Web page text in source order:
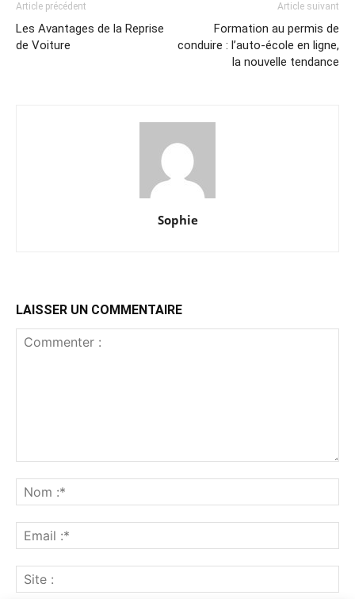
Article précédent
Les Avantages de la Reprise
de Voiture
Article suivant
Formation au permis de
conduire : l’auto-école en ligne,
la nouvelle tendance
Sophie
LAISSER UN COMMENTAIRE